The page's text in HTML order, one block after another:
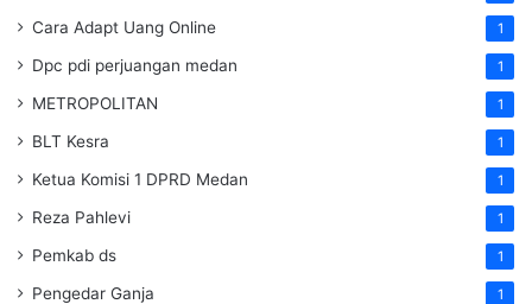
Cara Adapt Uang Online 1
Dpc pdi perjuangan medan 1
METROPOLITAN 1
BLT Kesra 1
Ketua Komisi 1 DPRD Medan 1
Reza Pahlevi 1
Pemkab ds 1
Pengedar Ganja 1